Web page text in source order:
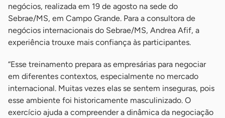
negócios, realizada em 19 de agosto na sede do
Sebrae/MS, em Campo Grande. Para a consultora de
negócios internacionais do Sebrae/MS, Andrea Afif, a
experiência trouxe mais confiança às participantes.
“Esse treinamento prepara as empresárias para negociar
em diferentes contextos, especialmente no mercado
internacional. Muitas vezes elas se sentem inseguras, pois
esse ambiente foi historicamente masculinizado. O
exercício ajuda a compreender a dinâmica da negociação